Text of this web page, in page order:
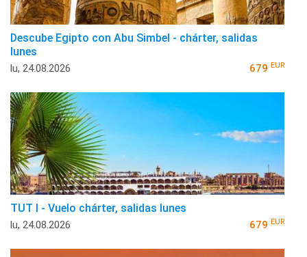
Descube Egipto con Abu Simbel - chárter, salidas
lunes
lu, 24.08.2026 679 EUR
TUT I - Vuelo chárter, salidas lunes
lu, 24.08.2026 679 EUR